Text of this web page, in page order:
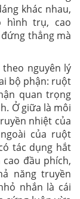
khác nhau,
hình trụ, cao
thẳng mà
nguyên lý
bộ phận: ruột
quan trọng
Ở giữa là môi
nhiệt của
của ruột
tác dụng hắt
đầu phích,
năng truyền
nhắn là cái